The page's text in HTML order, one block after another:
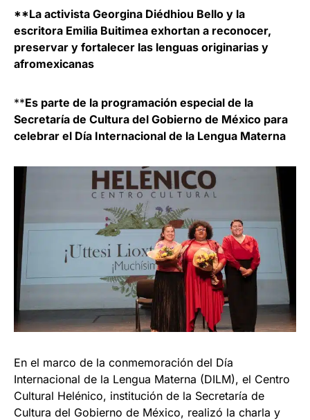
**La activista Georgina Diédhiou Bello y la
escritora Emilia Buitimea exhortan a reconocer,
preservar y fortalecer las lenguas originarias y
afromexicanas
**Es parte de la programación especial de la
Secretaría de Cultura del Gobierno de México para
celebrar el Día Internacional de la Lengua Materna
En el marco de la conmemoración del Día
Internacional de la Lengua Materna (DILM), el Centro
Cultural Helénico, institución de la Secretaría de
Cultura del Gobierno de México, realizó la charla y